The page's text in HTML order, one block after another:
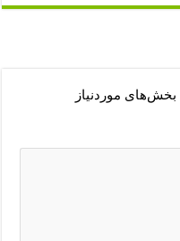
بخش‌های موردنیاز